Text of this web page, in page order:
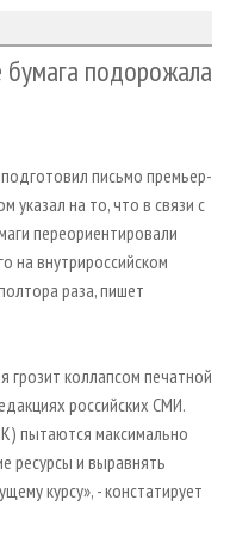
бумага подорожала
письмо премьер-
на то, что в связи с
переориентировали
на внутрироссийском
раза, пишет
грозит коллапсом печатной
российских СМИ.
пытаются максимально
ресурсы и выравнять
курсу», - констатирует